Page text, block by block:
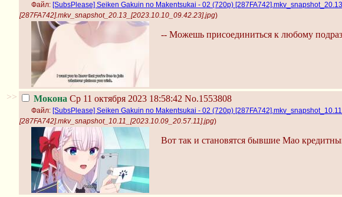
Файл: [SubsPlease] Seiken Gakuin no Makentsukai - 02 (720p)
[287FA742].mkv_snapshot_20.13_[2023.10.10_09.42.23].jpg)
-- Можешь присоединиться к любому
>> Мокона Ср 11 октября 2023 18:58:42 No.1553808
Файл: [SubsPlease] Seiken Gakuin no Makentsukai - 02 (720p)
[287FA742].mkv_snapshot_10.11_[2023.10.09_20.57.11].jpg)
Вот так и становятся бывшие Мао